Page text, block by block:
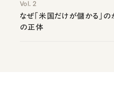
Vol. 2
なぜ「米国だけが儲かる」の
の正体